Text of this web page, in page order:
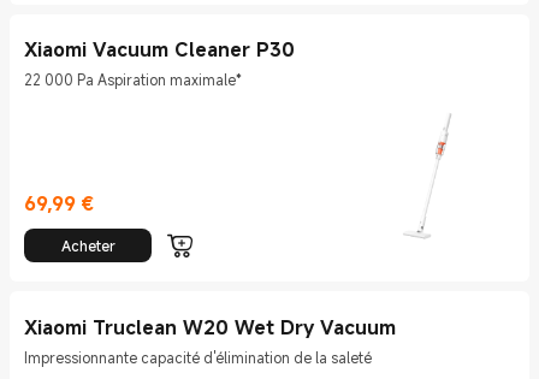
Xiaomi Vacuum Cleaner P30
22 000 Pa Aspiration maximale*
69,99 €
Current Price €69.99
Acheter
Xiaomi Truclean W20 Wet Dry Vacuum
Impressionnante capacité d'élimination de la saleté